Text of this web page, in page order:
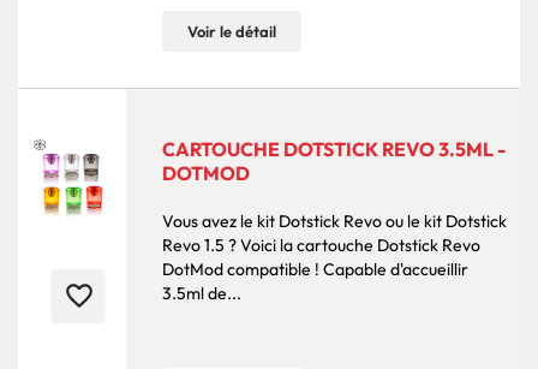
Voir le détail
favorite_border
CARTOUCHE DOTSTICK REVO 3.5ML -
DOTMOD
Vous avez le kit Dotstick Revo ou le kit Dotstick
Revo 1.5 ? Voici la cartouche Dotstick Revo
DotMod compatible ! Capable d'accueillir
3.5ml de...